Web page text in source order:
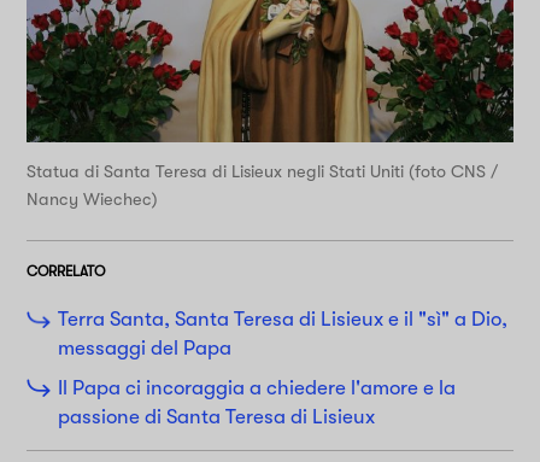
Statua di Santa Teresa di Lisieux negli Stati Uniti (foto CNS /
Nancy Wiechec)
CORRELATO
Terra Santa, Santa Teresa di Lisieux e il "sì" a Dio,
messaggi del Papa
Il Papa ci incoraggia a chiedere l'amore e la
passione di Santa Teresa di Lisieux